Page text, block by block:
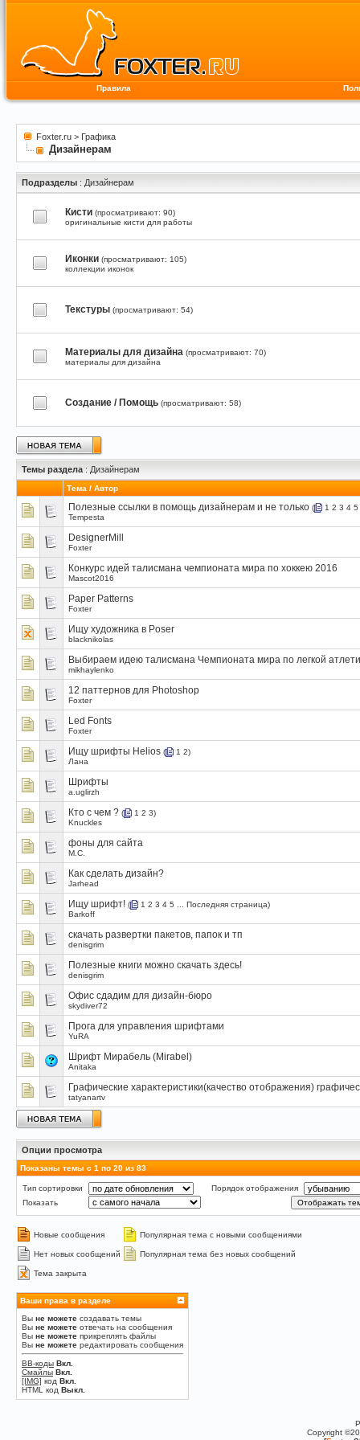
Правила
Foxter.ru > Графика
Дизайнерам
Подразделы : Дизайнерам
Кисти (просматривают: 90)
оригинальные кисти для работы
Иконки (просматривают: 105)
коллекции иконок
Текстуры (просматривают: 54)
Материалы для дизайна (просматривают: 70)
материалы для дизайна
Создание / Помощь (просматривают: 58)
Темы раздела : Дизайнерам
Тема / Автор
Полезные ссылки в помощь дизайнерам и не только ( 1 2 3 4 5
Tempesta
DesignerMill
Foxter
Конкурс идей талисмана чемпионата мира по хоккею 2016
Mascot2016
Paper Patterns
Foxter
Ищу художника в Poser
blacknikolas
Выбираем идею талисмана Чемпионата мира по легкой
mikhaylenko
12 паттернов для Photoshop
Foxter
Led Fonts
Foxter
Ищу шрифты Helios ( 1 2)
Лана
Шрифты
a.uglirzh
Кто с чем ? ( 1 2 3)
Knuckles
фоны для сайта
M.C.
Как сделать дизайн?
Jarhead
Ищу шрифт! ( 1 2 3 4 5 Последняя страница)
Barkoff
скачать развертки пакетов, папок и тп
denisgrim
Полезные книги можно скачать здесь!
denisgrim
Офис сдадим для дизайн-бюро
skydiver72
Прога для управления шрифтами
YuRA
Шрифт Мирабель (Mirabel)
Anitaka
Графические характеристики(качество отображения)
tatyanartv
Опции просмотра
Показаны темы с 1 по 20 из 83
Тип сортировки
Порядок отображения
Показать
Новые сообщения Популярная тема с новыми сообщениями
Нет новых сообщений Популярная тема без новых сообщений
Тема закрыта
Ваши права в разделе
Вы не можете создавать темы
Вы не можете отвечать на сообщения
Вы не можете прикреплять файлы
Вы не можете редактировать сообщения
BB-коды Вкл.
Смайлы Вкл.
[IMG] код Вкл.
HTML код Выкл.
Copyright